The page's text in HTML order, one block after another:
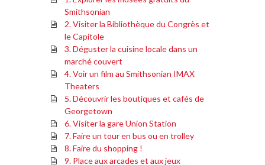
Smithsonian
2. Visiter la Bibliothèque du Congrès et
le Capitole
3. Déguster la cuisine locale dans un
marché couvert
4. Voir un film au Smithsonian IMAX
Theaters
5. Découvrir les boutiques et cafés de
Georgetown
6. Visiter la gare Union Station
7. Faire un tour en bus ou en trolley
8. Faire du shopping !
9. Place aux arcades et aux jeux